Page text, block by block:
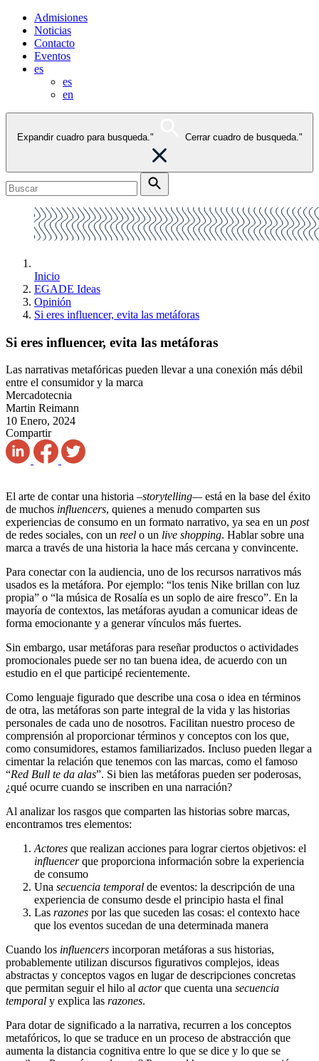
Admisiones
Noticias
Contacto
Eventos
es
es
en
Expandir cuadro para busqueda." Cerrar cuadro de busqueda."
Inicio
EGADE Ideas
Opinión
Si eres influencer, evita las metáforas
Si eres influencer, evita las metáforas
Las narrativas metafóricas pueden llevar a una conexión más débil
entre el consumidor y la marca
Mercadotecnia
Martin Reimann
10 Enero, 2024
Compartir
El arte de contar una historia –storytelling—está en la base del éxito
de muchos influencers, quienes a menudo comparten sus
experiencias de consumo en un formato narrativo, ya sea en un post
de redes sociales, con un reel o un live shopping. Hablar sobre una
marca a través de una historia la hace más cercana y convincente.
Para conectar con la audiencia, uno de los recursos narrativos más
usados es la metáfora. Por ejemplo: “los tenis Nike brillan con luz
propia” o “la música de Rosalía es un soplo de aire fresco”. En la
mayoría de contextos, las metáforas ayudan a comunicar ideas de
forma emocionante y a generar vínculos más fuertes.
Sin embargo, usar metáforas para reseñar productos o actividades
promocionales puede ser no tan buena idea, de acuerdo con un
estudio en el que participé recientemente.
Como lenguaje figurado que describe una cosa o idea en términos
de otra, las metáforas son parte integral de la vida y las historias
personales de cada uno de nosotros. Facilitan nuestro proceso de
comprensión al proporcionar términos y conceptos con los que,
como consumidores, estamos familiarizados. Incluso pueden llegar a
cimentar la relación que tenemos con las marcas, como el famoso
“Red Bull te da alas”. Si bien las metáforas pueden ser poderosas,
¿qué ocurre cuando se inscriben en una narración?
Al analizar los rasgos que comparten las historias sobre marcas,
encontramos tres elementos:
Actores que realizan acciones para lograr ciertos objetivos: el
influencerque proporciona información sobre la experiencia
de consumo
Una secuencia temporal de eventos: la descripción de una
experiencia de consumo desde el principio hasta el final
Las razones por las que suceden las cosas: el contexto hace
que los eventos sucedan de una determinada manera
Cuando los influencers incorporan metáforas a sus historias,
probablemente utilizan discursos figurativos complejos, ideas
abstractas y conceptos vagos en lugar de descripciones concretas
que permitan seguir el hilo al actorque cuenta una secuencia
temporal y explica las razones.
Para dotar de significado a la narrativa, recurren a los conceptos
metafóricos, lo que se traduce en un proceso de abstracción que
aumenta la distancia cognitiva entre lo que se dice y lo que se